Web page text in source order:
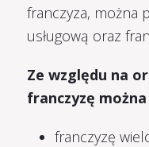
franczyza, można
usługową oraz
Ze względu na
franczyzę
franczyzę